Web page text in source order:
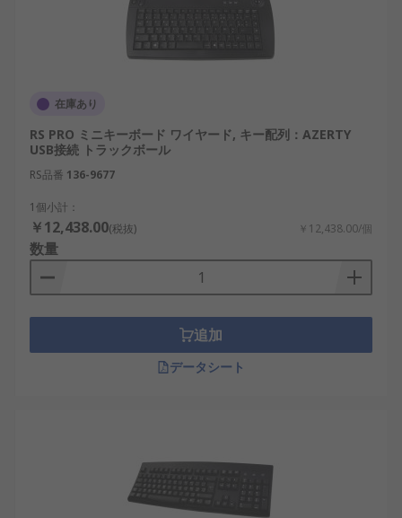
キーボードを使用することで、直感的かつ正確な操
作が可能になります。用途に合ったキーボードを選
ぶことで、作業効率と入力品質を高めることができ
入力精度の向上：確実なキー操作が可能で
す。例として、長時間のデータ入力、制御端
末での正確な指示入力があります。
です。例として、業務システム操作の高速
化、作業時間短縮が挙げられます。
環境適応性：使用場所に応じた設計がありま
す。例として、工場内の粉塵環境、医療現場
汎用性の高さ：多様な機器と接続できます。
例として、PC、制御装置、検査装置への対応
キーボードの選び方
在庫あり
RS PRO ミニキーボード ワイヤード, キー配列：AZERTY
USB接続 トラックボール
RS品番 136-9677
1個小計：
￥12,438.00(税抜) ￥12,438.00/個
数量
追加
データシート